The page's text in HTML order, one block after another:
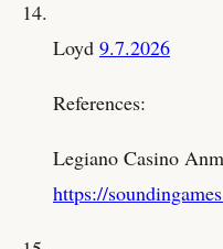
Loyd 9.7.2026
References:
Legiano Casino
https://